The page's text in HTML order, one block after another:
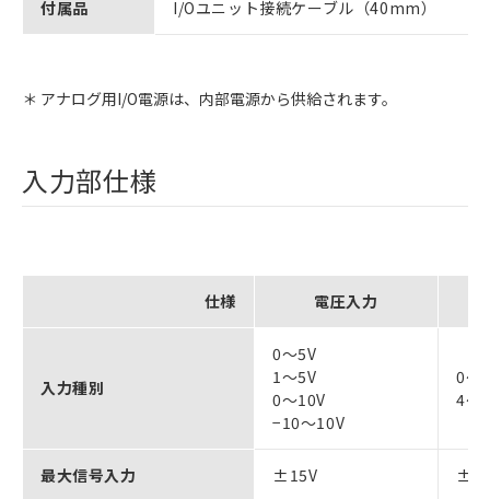
付属品 I/Oユニット接続ケーブル（40mm）
＊ アナログ用I/O電源は、内部電源から供給されます。
入力部仕様
仕様 電圧入力
入力種別
0～5V
1～5V
0～10V
−10～10V
0～
4～
最大信号入力 ±15V